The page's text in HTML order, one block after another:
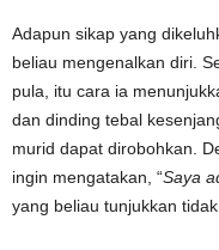
Adapun sikap yang
beliau mengenalkan diri.
pula, itu cara ia
dan dinding tebal
murid dapat dirobohkan.
ingin mengatakan, “Saya
yang beliau tunjukkan